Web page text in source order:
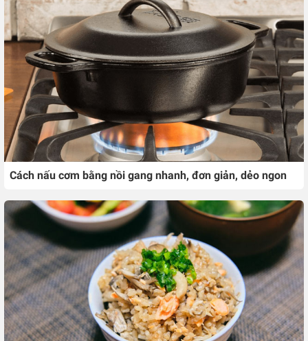
Cách nấu cơm bằng nồi gang nhanh, đơn giản, dẻo ngon